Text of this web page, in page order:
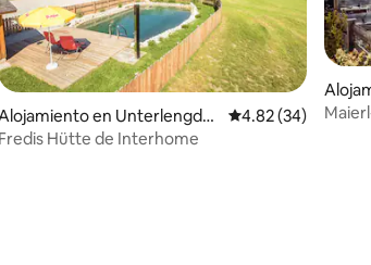
en Unterlengdor
f
Calificación
4.82 (34)
Fredis Hütte de Interhome